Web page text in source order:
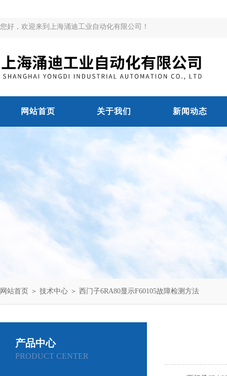
您好，欢迎来到上海涌迪工业自动化有限公司！
网站首页 关于我们 新闻动态
网站首页 ＞ 技术中心 ＞ 西门子6RA80显示F60105故障检测方法
产品中心
PRODUCT CENTER